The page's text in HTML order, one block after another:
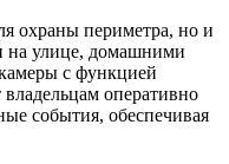
охраны периметра, но и
на улице, домашними
с функцией
оперативно
события, обеспечивая